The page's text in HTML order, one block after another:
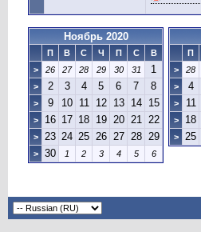
Ноябрь 2020
П В С Ч П С
В
>
26 27 28 29 30 31 1
> 2 3 4 5 6 7 8
> 9 10 11 12 13 14 15
> 16 17 18 19 20 21 22
> 23 24 25 26 27 28 29
> 30 1 2 3 4 5 6
П
>
28
> 4
> 11
> 18
> 25